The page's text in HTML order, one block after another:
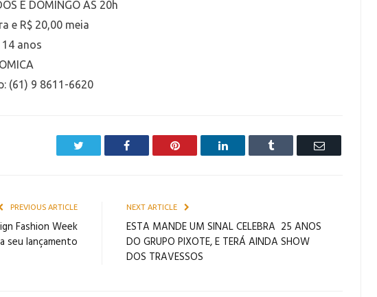
E DOMINGO ÀS 20h
e R$ 20,00 meia
anos
(61) 9 8611-6620
Facebook Pinterest LinkedIn Tumblr Email
PREVIOUS ARTICLE
Fashion Week
seu lançamento
NEXT ARTICLE
ESTA MANDE UM SINAL CELEBRA 25 ANOS
DO GRUPO PIXOTE, E TERÁ AINDA SHOW
DOS TRAVESSOS